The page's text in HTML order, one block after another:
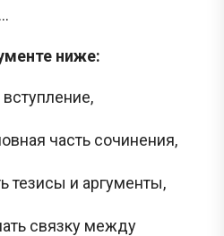
ниже:
часть сочинения,
тезисы и аргументы,
связку между